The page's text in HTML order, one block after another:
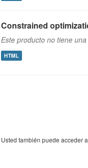
Constrained
Este producto no tiene
HTML
Usted también puede acceder